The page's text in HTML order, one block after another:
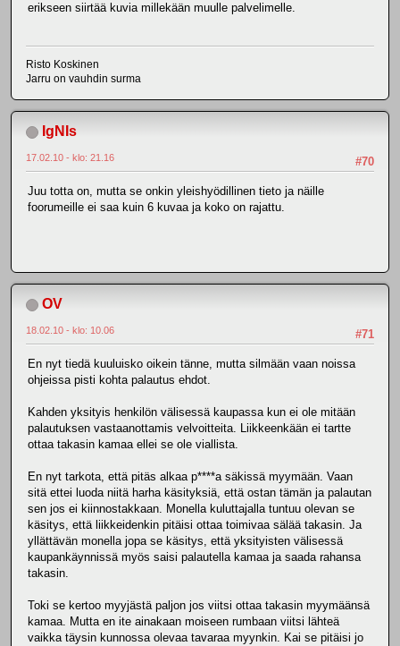
erikseen siirtää kuvia millekään muulle palvelimelle.
Risto Koskinen
Jarru on vauhdin surma
IgNIs
#70
17.02.10 - klo: 21.16
Juu totta on, mutta se onkin yleishyödillinen tieto ja näille
foorumeille ei saa kuin 6 kuvaa ja koko on rajattu.
OV
#71
18.02.10 - klo: 10.06
En nyt tiedä kuuluisko oikein tänne, mutta silmään vaan noissa
ohjeissa pisti kohta palautus ehdot.
Kahden yksityis henkilön välisessä kaupassa kun ei ole mitään
palautuksen vastaanottamis velvoitteita. Liikkeenkään ei tartte
ottaa takasin kamaa ellei se ole viallista.
En nyt tarkota, että pitäs alkaa p****a säkissä myymään. Vaan
sitä ettei luoda niitä harha käsityksiä, että ostan tämän ja palautan
sen jos ei kiinnostakkaan. Monella kuluttajalla tuntuu olevan se
käsitys, että liikkeidenkin pitäisi ottaa toimivaa sälää takasin. Ja
yllättävän monella jopa se käsitys, että yksityisten välisessä
kaupankäynnissä myös saisi palautella kamaa ja saada rahansa
takasin.
Toki se kertoo myyjästä paljon jos viitsi ottaa takasin myymäänsä
kamaa. Mutta en ite ainakaan moiseen rumbaan viitsi lähteä
vaikka täysin kunnossa olevaa tavaraa myynkin. Kai se pitäisi jo